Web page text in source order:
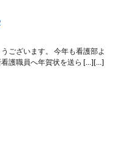
ございます。 今年も看護部よ
護職員へ年賀状を送ら […][…]